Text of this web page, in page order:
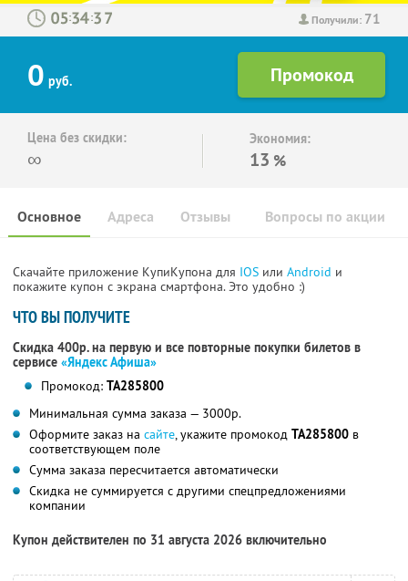
Получили: 71
: :
0 руб.
Цена без скидки:
∞
Экономия:
13 %
Основное Отзывы Вопросы по акции
Адреса
Скачайте приложение КупиКупона для IOS или Android и
покажите купон с экрана смартфона. Это удобно :)
ЧТО ВЫ ПОЛУЧИТЕ
Скидка 400р. на первую и все повторные покупки билетов в
сервисе «Яндекс Афиша»
Промокод: TA285800
Минимальная сумма заказа — 3000р.
Оформите заказ на сайте, укажите промокод TA285800 в
соответствующем поле
Сумма заказа пересчитается автоматически
Скидка не суммируется с другими спецпредложениями
компании
Купон действителен по 31 августа 2026 включительно